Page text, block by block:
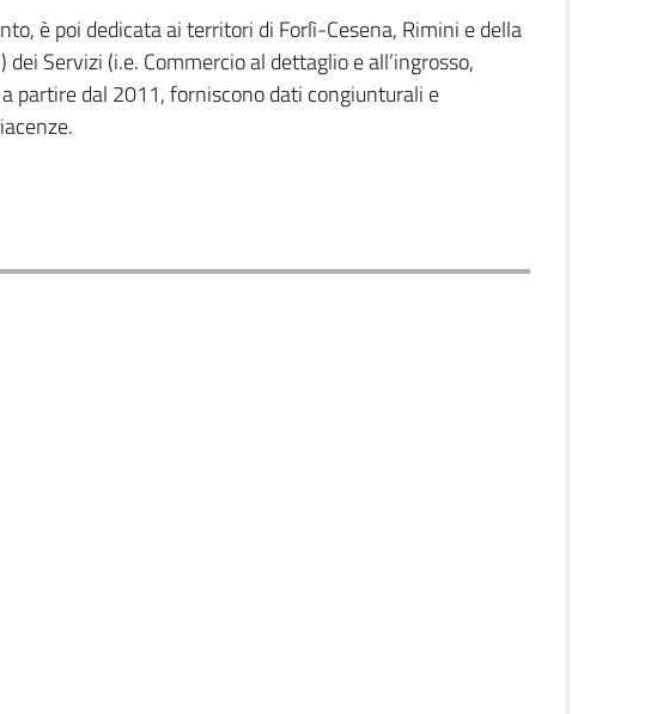
è poi dedicata ai territori di Forlì-Cesena, Rimini e della
Servizi (i.e. Commercio al dettaglio e all’ingrosso,
partire dal 2011, forniscono dati congiunturali e